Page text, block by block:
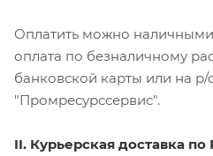
Оплатить можно
оплата по безналичному
банковской карты или на
"Промресурссервис".
II. Курьерская доставка по